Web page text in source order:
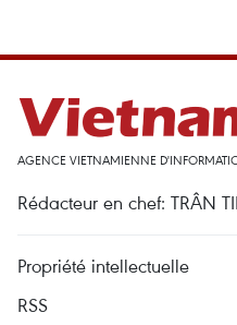
AGENCE VIETNAMIENNE
Rédacteur en chef: TRÂN
Propriété intellectuelle
RSS